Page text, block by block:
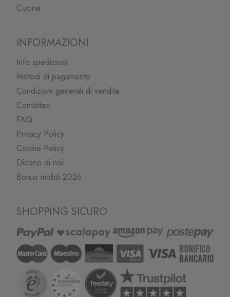
Cucina
INFORMAZIONI
Info spedizioni
Metodi di pagamento
Condizioni generali di vendita
Contattaci
FAQ
Privacy Policy
Cookie Policy
Dicono di noi
Bonus mobili 2026
SHOPPING SICURO